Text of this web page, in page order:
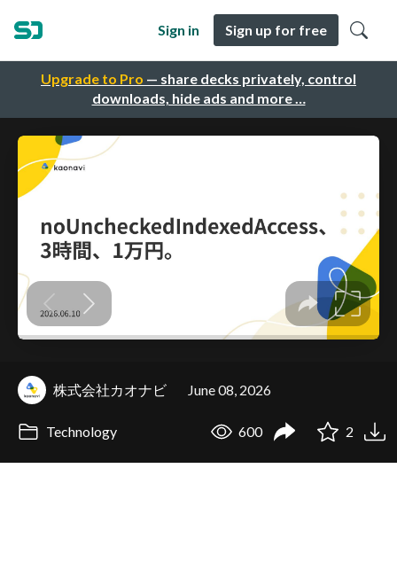
Upgrade to Pro — share decks privately, control
downloads, hide ads and more …
Sign in Sign up for free
株式会社カオナビ June 08, 2026
Technology 600 2